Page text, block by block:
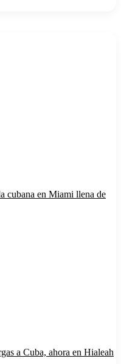
cubana en Miami llena de
a Cuba, ahora en Hialeah